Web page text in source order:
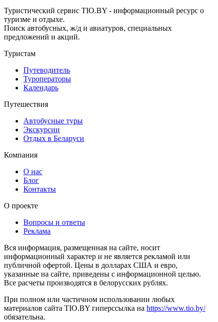
Туристический сервис TIO.BY - информационный ресурс о
туризме и отдыхе.
Поиск автобусных, ж/д и авиатуров, специальных
предложений и акций.
Туристам
Путеводитель
Туроператоры
Календарь
Путешествия
Автобусные туры
Экскурсии
Отдых в Беларуси
Компания
О нас
Блог
Контакты
О проекте
Вопросы и ответы
Реклама
Вся информация, размещенная на сайте, носит
информационный характер и не является рекламой или
публичной офертой. Цены в долларах США и евро,
указанные на сайте, приведены с информационной целью.
Все расчеты производятся в белорусских рублях.
При полном или частичном использовании любых
материалов сайта TIO.BY гиперссылка на https://www.tio.by/
обязательна.